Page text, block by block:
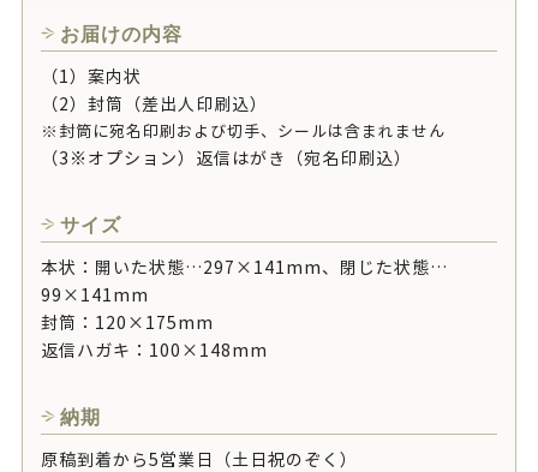
お届けの内容
（1）案内状
（2）封筒（差出人印刷込）
※封筒に宛名印刷および切手、シールは含まれません
（3※オプション）返信はがき（宛名印刷込）
サイズ
本状：開いた状態…297×141mm、閉じた状態…
99×141mm
封筒：120×175mm
返信ハガキ：100×148mm
納期
原稿到着から5営業日（土日祝のぞく）